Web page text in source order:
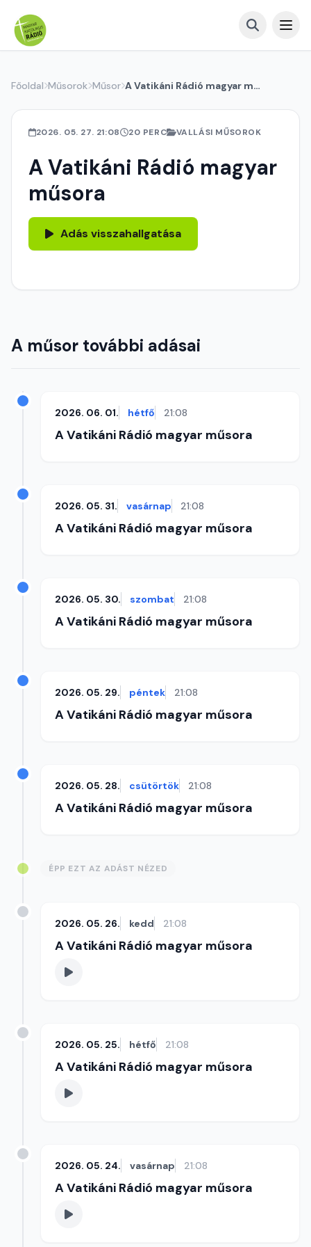
Főoldal Műsorok Műsor A Vatikáni Rádió magyar műsora
2026. 05. 27. 21:08 20 PERC VALLÁSI MŰSOROK
A Vatikáni Rádió magyar
műsora
Adás visszahallgatása
A műsor további adásai
2026. 06. 01. hétfő 21:08
A Vatikáni Rádió magyar műsora
2026. 05. 31. vasárnap 21:08
A Vatikáni Rádió magyar műsora
2026. 05. 30. szombat 21:08
A Vatikáni Rádió magyar műsora
2026. 05. 29. péntek 21:08
A Vatikáni Rádió magyar műsora
2026. 05. 28. csütörtök 21:08
A Vatikáni Rádió magyar műsora
ÉPP EZT AZ ADÁST NÉZED
2026. 05. 26. kedd 21:08
A Vatikáni Rádió magyar műsora
2026. 05. 25. hétfő 21:08
A Vatikáni Rádió magyar műsora
2026. 05. 24. vasárnap 21:08
A Vatikáni Rádió magyar műsora